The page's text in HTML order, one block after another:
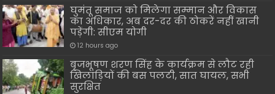
घुमंतू समाज को मिलेगा सम्मान और विकास
का अधिकार, अब दर-दर की ठोकरें नहीं खानी
पड़ेंगी: सीएम योगी
12 hours ago
बृजभूषण शरण सिंह के कार्यक्रम से लौट रही
खिलाड़ियों की बस पलटी, सात घायल, सभी
सुरक्षित